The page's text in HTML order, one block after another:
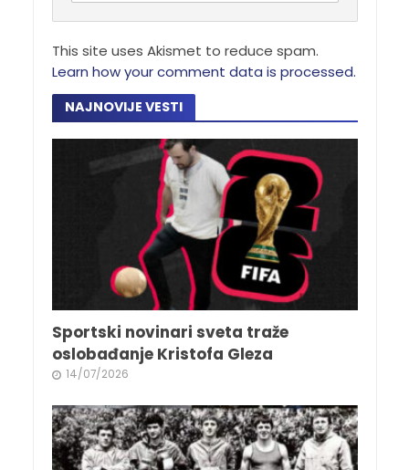
This site uses Akismet to reduce spam.
Learn how your comment data is processed.
NAJNOVIJE VESTI
Sportski novinari sveta traže
oslobađanje Kristofa Gleza
14/07/2026